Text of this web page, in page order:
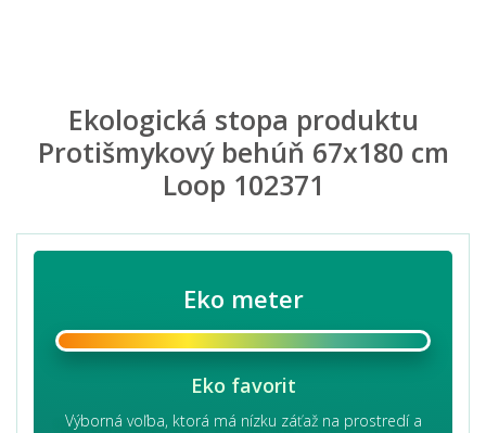
Ekologická stopa produktu
Protišmykový behúň 67x180 cm
Loop 102371
Eko meter
Eko favorit
Výborná voľba, ktorá má nízku záťaž na prostredí a